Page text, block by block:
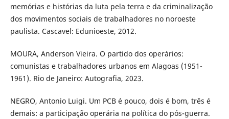
memórias e histórias da luta pela terra e da criminalização
dos movimentos sociais de trabalhadores no noroeste
paulista. Cascavel: Edunioeste, 2012.
MOURA, Anderson Vieira. O partido dos operários:
comunistas e trabalhadores urbanos em Alagoas (1951-
1961). Rio de Janeiro: Autografia, 2023.
NEGRO, Antonio Luigi. Um PCB é pouco, dois é bom, três é
demais: a participação operária na política do pós-guerra.